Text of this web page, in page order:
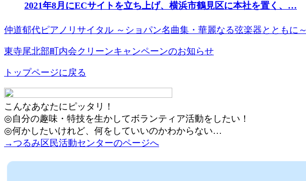
2021年8月にECサイトを立ち上げ、横浜市鶴見区に本社を置く、…
仲道郁代ピアノリサイタル ～ショパン名曲集・華麗なる弦楽器とともに～
東寺尾北部町内会クリーンキャンペーンのお知らせ
トップページに戻る
こんなあなたにピッタリ！
◎自分の趣味・特技を生かしてボランティア活動をしたい！
◎何かしたいけれど、何をしていいのかわからない…
→つるみ区民活動センターのページへ